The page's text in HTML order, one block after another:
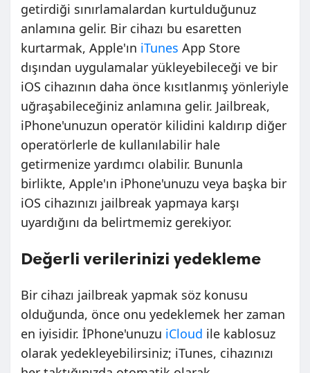
getirdiği sınırlamalardan kurtulduğunuz
anlamına gelir. Bir cihazı bu esaretten
kurtarmak, Apple'ın iTunes App Store
dışından uygulamalar yükleyebileceği ve bir
iOS cihazının daha önce kısıtlanmış yönleriyle
uğraşabileceğiniz anlamına gelir. Jailbreak,
iPhone'unuzun operatör kilidini kaldırıp diğer
operatörlerle de kullanılabilir hale
getirmenize yardımcı olabilir. Bununla
birlikte, Apple'ın iPhone'unuzu veya başka bir
iOS cihazınızı jailbreak yapmaya karşı
uyardığını da belirtmemiz gerekiyor.
Değerli verilerinizi yedekleme
Bir cihazı jailbreak yapmak söz konusu
olduğunda, önce onu yedeklemek her zaman
en iyisidir. İPhone'unuzu iCloud ile kablosuz
olarak yedekleyebilirsiniz; iTunes, cihazınızı